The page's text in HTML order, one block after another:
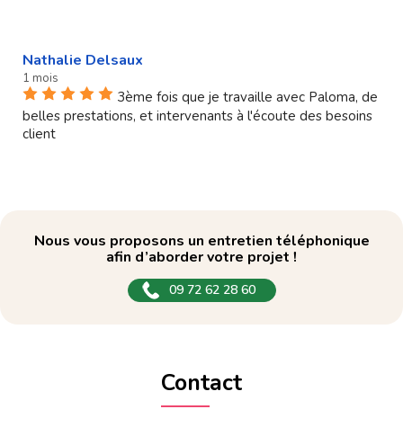
Nathalie Delsaux
1 mois
3ème fois que je travaille avec Paloma, de
belles prestations, et intervenants à l'écoute des besoins
client
Nous vous proposons un entretien téléphonique
afin d’aborder votre projet !
09 72 62 28 60
Contact